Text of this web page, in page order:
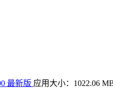
最新版 应用大小：1022.06